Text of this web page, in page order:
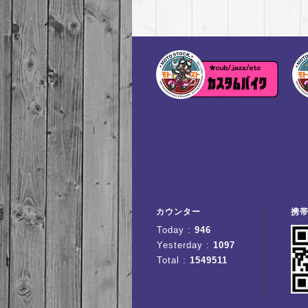
カウンター
Today : 946
Yesterday : 1097
Total : 1549511
携